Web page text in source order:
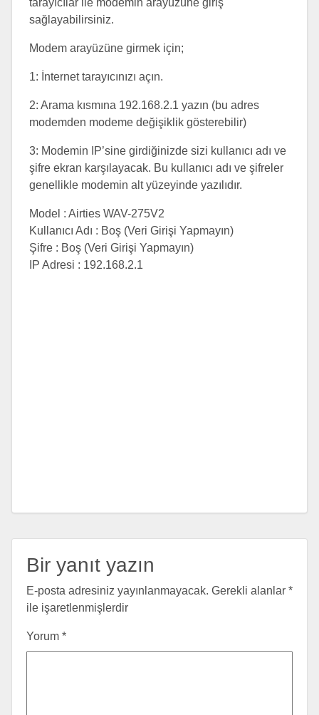
sağlayabilirsiniz.
Modem arayüzüne girmek için;
1: İnternet tarayıcınızı açın.
2: Arama kısmına 192.168.2.1 yazın (bu adres
modemden modeme değişiklik gösterebilir)
3: Modemin IP’sine girdiğinizde sizi kullanıcı adı ve
şifre ekran karşılayacak. Bu kullanıcı adı ve şifreler
genellikle modemin alt yüzeyinde yazılıdır.
Model : Airties WAV-275V2
Kullanıcı Adı : Boş (Veri Girişi Yapmayın)
Şifre : Boş (Veri Girişi Yapmayın)
IP Adresi : 192.168.2.1
Bir yanıt yazın
E-posta adresiniz yayınlanmayacak. Gerekli alanlar *
ile işaretlenmişlerdir
Yorum *